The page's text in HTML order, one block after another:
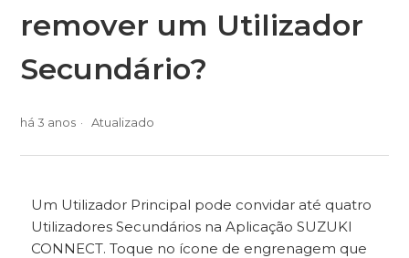
remover um Utilizador
Secundário?
há 3 anos Atualizado
Um Utilizador Principal pode convidar até quatro
Utilizadores Secundários na Aplicação SUZUKI
CONNECT. Toque no ícone de engrenagem que